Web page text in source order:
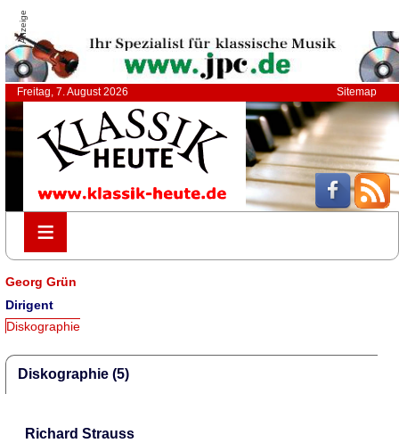
Anzeige
Freitag, 7. August 2026 Sitemap
≡
≡
Georg Grün
Dirigent
Diskographie
Diskographie (5)
Richard Strauss